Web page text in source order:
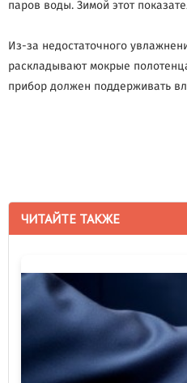
ЧИТАЙТЕ ТАКЖЕ
паров воды. Зимой этот
Из-за недостаточного
раскладывают мокрые
прибор должен поддерживать